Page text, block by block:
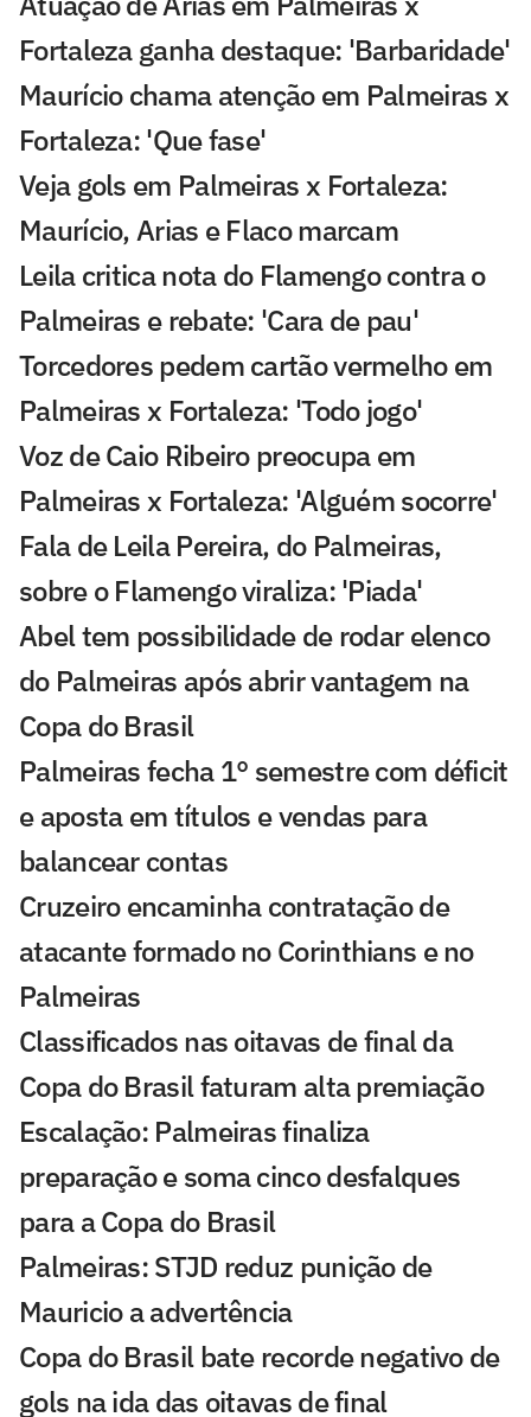
Fortaleza ganha destaque: 'Barbaridade'
Maurício chama atenção em Palmeiras x
Fortaleza: 'Que fase'
Veja gols em Palmeiras x Fortaleza:
Maurício, Arias e Flaco marcam
Leila critica nota do Flamengo contra o
Palmeiras e rebate: 'Cara de pau'
Torcedores pedem cartão vermelho em
Palmeiras x Fortaleza: 'Todo jogo'
Voz de Caio Ribeiro preocupa em
Palmeiras x Fortaleza: 'Alguém socorre'
Fala de Leila Pereira, do Palmeiras,
sobre o Flamengo viraliza: 'Piada'
Abel tem possibilidade de rodar elenco
do Palmeiras após abrir vantagem na
Copa do Brasil
Palmeiras fecha 1° semestre com déficit
e aposta em títulos e vendas para
balancear contas
Cruzeiro encaminha contratação de
atacante formado no Corinthians e no
Palmeiras
Classificados nas oitavas de final da
Copa do Brasil faturam alta premiação
Escalação: Palmeiras finaliza
preparação e soma cinco desfalques
para a Copa do Brasil
Palmeiras: STJD reduz punição de
Mauricio a advertência
Copa do Brasil bate recorde negativo de
gols na ida das oitavas de final